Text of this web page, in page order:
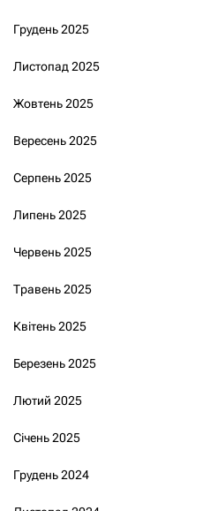
Грудень 2025
Листопад 2025
Жовтень 2025
Вересень 2025
Серпень 2025
Липень 2025
Червень 2025
Травень 2025
Квітень 2025
Березень 2025
Лютий 2025
Січень 2025
Грудень 2024